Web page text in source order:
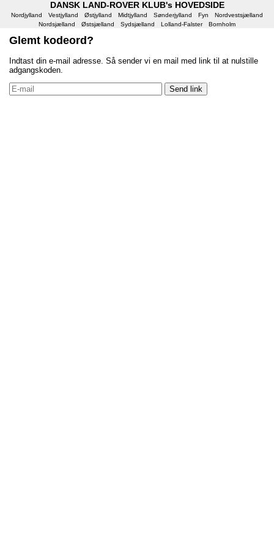
DANSK LAND-ROVER KLUB's HOVEDSIDE
Nordjylland Vestjylland Østjylland Midtjylland Sønderjylland Fyn
Nordvestsjælland
Nordsjælland
Østsjælland Sydsjælland Lolland-Falster Bornholm
Glemt kodeord?
Indtast din e-mail adresse. Så sender vi en mail med link til at nulstille
adgangskoden.